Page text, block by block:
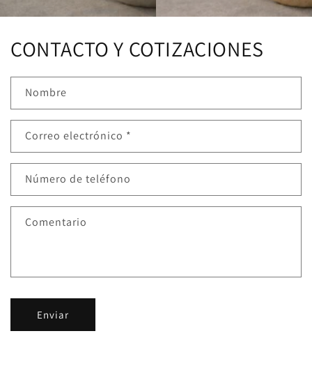
CONTACTO Y COTIZACIONES
Nombre
Correo electrónico *
Número de teléfono
Comentario
Enviar